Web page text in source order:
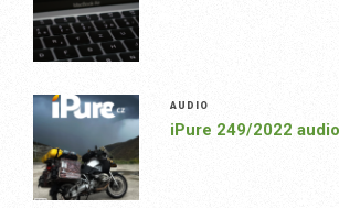
AUDIO
iPure 249/2022